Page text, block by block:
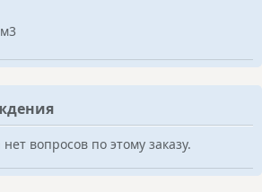
вопросов по этому заказу.